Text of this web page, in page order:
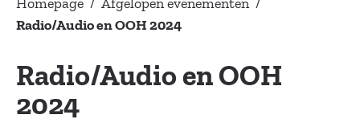
Radio/Audio en OOH 2024
Radio/Audio en OOH
2024